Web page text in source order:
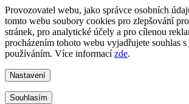
Provozovatel webu, jako správce osobních
tomto webu soubory cookies pro zlepšování
stránek, pro analytické účely a pro cílenou
procházením tohoto webu vyjadřujete souhlas s
používáním. Více informacízde.
Nastavení
Souhlasím